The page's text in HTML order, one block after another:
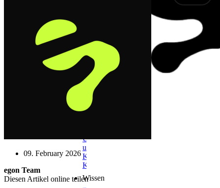
Echtzeitdaten
Echtzeitdaten
Lösungen
Privat
Gewerbe
Gemeinden
Über
uns
Karriere
Kontakt
Wissen
09. February 2026
egon Team
Diesen Artikel online teilen